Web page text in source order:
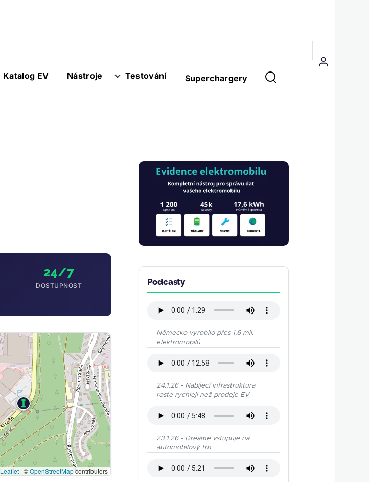
Katalog EV Nástroje Testování Superchargery
Menu
uživatelského
24/7
DOSTUPNOST
Leaflet | ©OpenStreetMapcontributors
Obrázek
Podcasty
Německo vyrobilo přes 1,6 mil.
elektromobilů
24.1.26 - Nabíjecí infrastruktura
roste rychleji než prodeje EV
23.1.26 - Dreame vstupuje na
automobilový trh